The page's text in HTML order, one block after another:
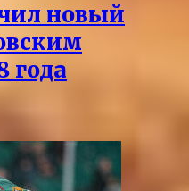
новый
года